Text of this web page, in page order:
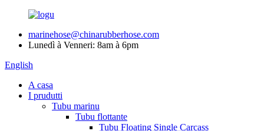
marinehose@chinarubberhose.com
Lunedì à Venneri: 8am à 6pm
English
A casa
I prudutti
Tubu marinu
Tubu flottante
Tubu Floating Single Carcass